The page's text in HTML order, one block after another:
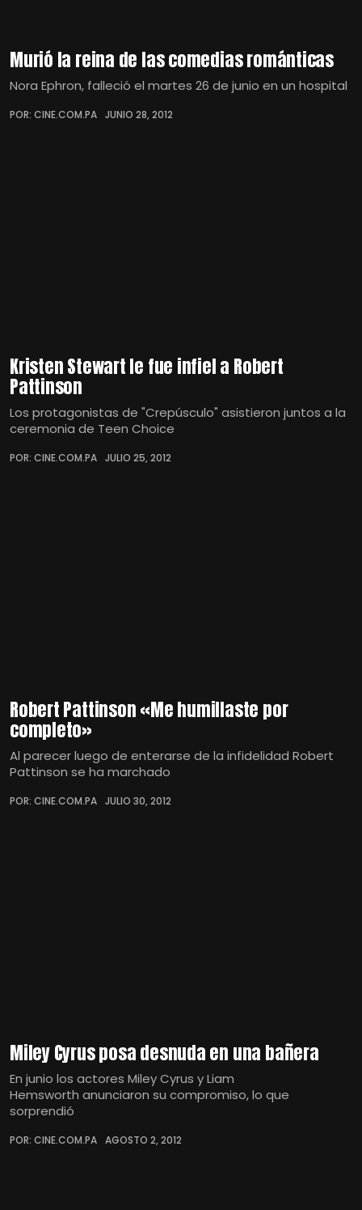
Murió la reina de las comedias románticas
Nora Ephron, falleció el martes 26 de junio en un hospital
POR: CINE.COM.PA JUNIO 28, 2012
Kristen Stewart le fue infiel a Robert
Pattinson
Los protagonistas de "Crepúsculo" asistieron juntos a la
ceremonia de Teen Choice
POR: CINE.COM.PA JULIO 25, 2012
Robert Pattinson «Me humillaste por
completo»
Al parecer luego de enterarse de la infidelidad Robert
Pattinson se ha marchado
POR: CINE.COM.PA JULIO 30, 2012
Miley Cyrus posa desnuda en una bañera
En junio los actores Miley Cyrus y Liam
Hemsworth anunciaron su compromiso, lo que
sorprendió
POR: CINE.COM.PA AGOSTO 2, 2012